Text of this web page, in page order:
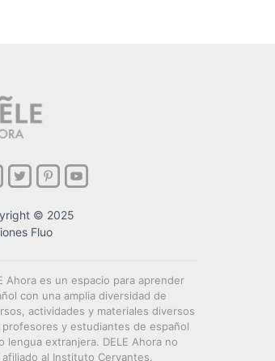
© 2025
Fluo
Ahora es un espacio para aprender
con una amplia diversidad de
actividades y materiales diversos
profesores y estudiantes de español
lengua extranjera. DELE Ahora no
al Instituto Cervantes.